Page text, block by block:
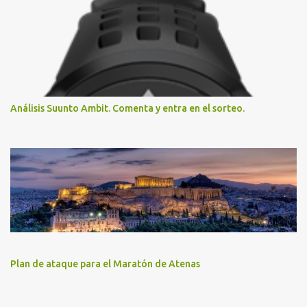
Análisis Suunto Ambit. Comenta y entra en el sorteo.
Plan de ataque para el Maratón de Atenas